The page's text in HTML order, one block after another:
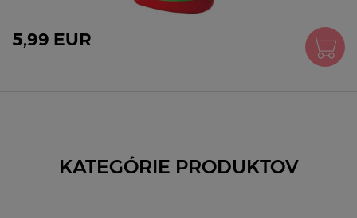
5,99 EUR
KATEGÓRIE PRODUKTOV